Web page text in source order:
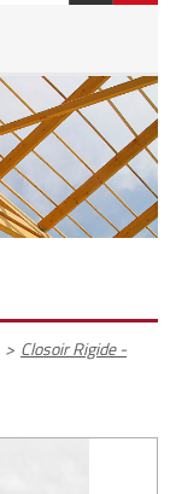
> Closoir Rigide -